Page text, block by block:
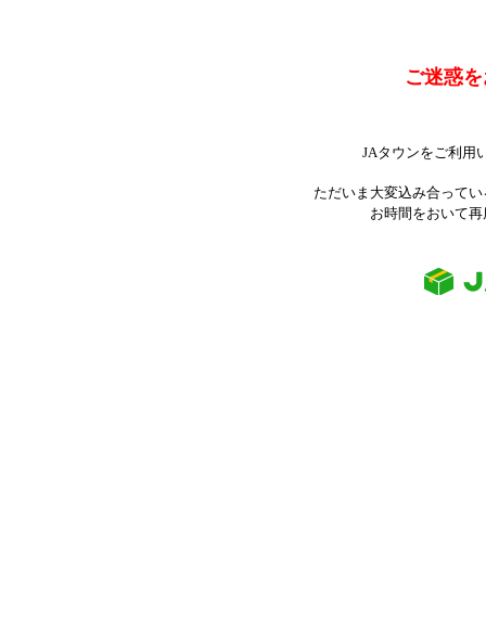
ご迷惑
JAタウンをご利用
ただいま大変込み合って
お時間をおいて